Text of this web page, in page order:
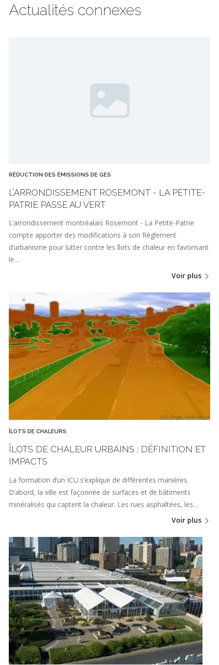
Actualités connexes
RÉDUCTION DES ÉMISSIONS DE GES
L’ARRONDISSEMENT ROSEMONT - LA PETITE-
PATRIE PASSE AU VERT
L’arrondissement montréalais Rosemont - La Petite-Patrie
compte apporter des modifications à son Règlement
d’urbanisme pour lutter contre les îlots de chaleur en favorisant
le…
Voir plus
ÎLOTS DE CHALEURS
ÎLOTS DE CHALEUR URBAINS : DÉFINITION ET
IMPACTS
La formation d’un ICU s’explique de différentes manières.
D’abord, la ville est façonnée de surfaces et de bâtiments
minéralisés qui captent la chaleur. Les rues asphaltées, les…
Voir plus